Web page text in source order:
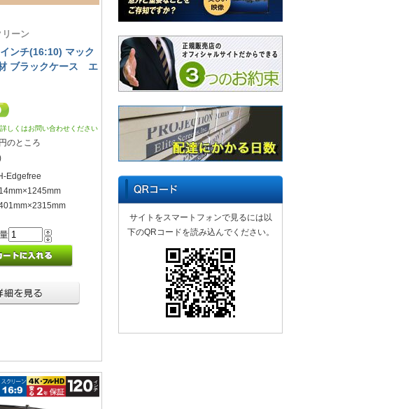
リーン
ンチ(16:10) マック
ブラックケース エ
しくはお問い合わせください
のところ
Edgefree
サイトをスマートフォンで見るには以
下のQRコードを読み込んでください。